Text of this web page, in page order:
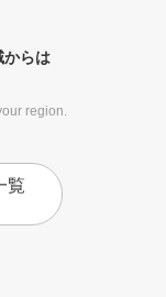
からは
region.
覧